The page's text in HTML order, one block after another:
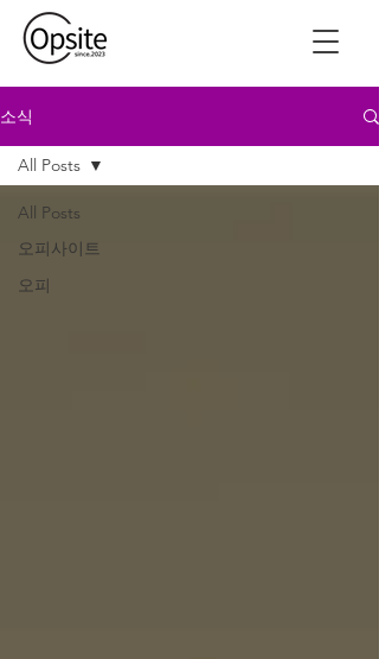
소식
All Posts
오피사이트
오피
All Posts